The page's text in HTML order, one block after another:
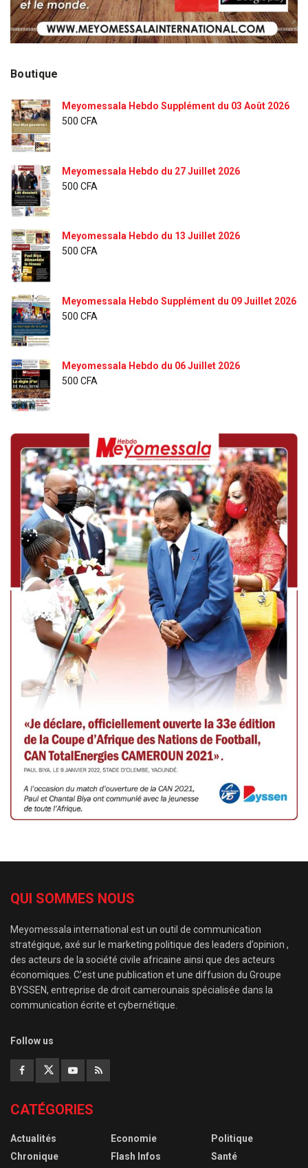
Boutique
Meyomessala Hebdo Supplément du 03 Août 2026
500 CFA
Meyomessala Hebdo du 27 Juillet 2026
500 CFA
Meyomessala Hebdo du 13 Juillet 2026
500 CFA
Meyomessala Hebdo Supplément du 09 Juillet 2026
500 CFA
Meyomessala Hebdo du 06 Juillet 2026
500 CFA
QUI SOMMES NOUS
Meyomessala international est un outil de communication
stratégique, axé sur le marketing politique des leaders d’opinion ,
des acteurs de la société civile africaine ainsi que des acteurs
économiques. C’est une publication et une diffusion du Groupe
BYSSEN, entreprise de droit camerounais spécialisée dans la
communication écrite et cybernétique.
Follow us
CATÉGORIES
Actualités
Chronique
Economie
Flash Infos
Politique
Santé